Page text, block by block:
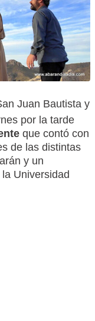
Juan Bautista y
por la tarde
que contó con
de las distintas
y un
Universidad